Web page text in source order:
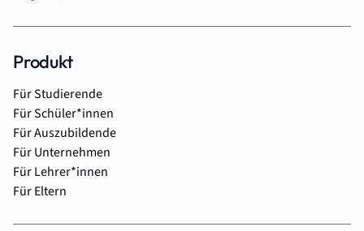
Produkt
Für Studierende
Für Schüler*innen
Für Auszubildende
Für Unternehmen
Für Lehrer*innen
Für Eltern